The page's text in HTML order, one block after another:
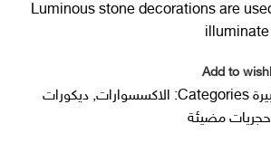
Luminous stone decorations are
Add to
Categories: الاكسسوارات, ديكورات
حجريات مضيئة